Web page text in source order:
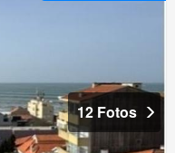
12 Fotos